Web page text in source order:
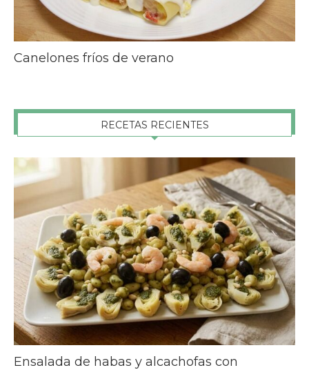
Canelones fríos de verano
RECETAS RECIENTES
Ensalada de habas y alcachofas con